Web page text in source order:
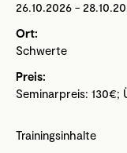
26.10.2026 -
Ort:
Schwerte
Preis:
Seminarpreis: 130€;
Trainingsinhalte